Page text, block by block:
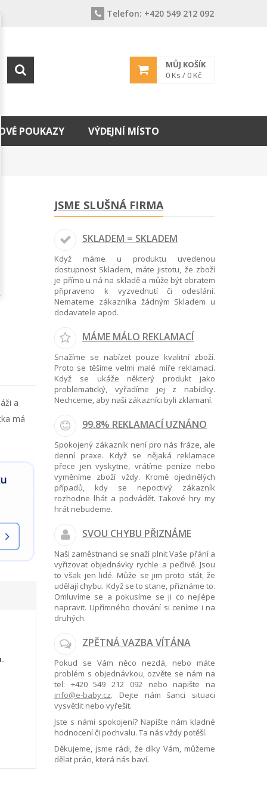
Telefon: +420 549 212 092
MŮJ KOŠÍK
0 Ks / 0 Kč
POUKAZY VÝDEJNÍ MÍSTO
a
má
JSME SLUŠNÁ FIRMA
SKLADEM = SKLADEM
Když máme u produktu uvedenou
dostupnost Skladem, máte jistotu, že zboží
je přímo u ná na skladě a může být obratem
připraveno k vyzvednutí či odeslání.
Nemateme zákazníka žádným Skladem u
dodavatele apod.
MÁME MÁLO REKLAMACÍ
Snažíme se nabízet pouze kvalitní zboží.
Proto se těšíme velmi malé míře reklamací.
Když se ukáže některý produkt jako
problematický, vyřadíme jej z nabídky.
Nechceme, aby naši zákazníci byli zklamaní.
99.8% REKLAMACÍ UZNÁNO
Spokojený zákazník není pro nás fráze, ale
denní praxe. Když se nějaká reklamace
přece jen vyskytne, vrátíme peníze nebo
vyměníme zboží vždy. Kromě ojedinělých
případů, kdy se nepoctivý zákazník
rozhodne lhát a podvádět. Takové hry my
hrát nebudeme.
SVOU CHYBU PŘIZNÁME
Naši zaměstnanci se snaží plnit Vaše přání a
vyřizovat objednávky rychle a pečlivě. Jsou
to však jen lidé. Může se jim proto stát, že
udělají chybu. Když se to stane, přiznáme to.
Omluvíme se a pokusíme se ji co nejlépe
napravit. Upřímného chování si ceníme i na
druhých.
ZPĚTNÁ VAZBA VÍTÁNA
Pokud se Vám něco nezdá, nebo máte
problém s objednávkou, ozvěte se nám na
tel: +420 549 212 092nebo napište na
info@e-baby.cz. Dejte nám šanci situaci
vysvětlit nebo vyřešit.
Jste s námi spokojení? Napište nám kladné
hodnocení či pochvalu. Ta nás vždy potěší.
Děkujeme, jsme rádi, že díky Vám, můžeme
dělat práci, která nás baví.